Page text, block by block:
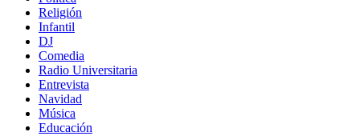
Religión
Infantil
DJ
Comedia
Radio Universitaria
Entrevista
Navidad
Música
Educación